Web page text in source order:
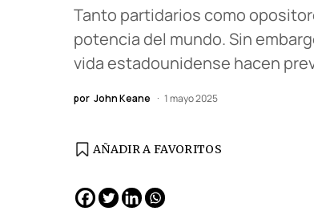
Tanto partidarios como
potencia del mundo. Sin
vida estadounidense hacen
por John Keane 1 mayo 2025
AÑADIR A FAVORITOS